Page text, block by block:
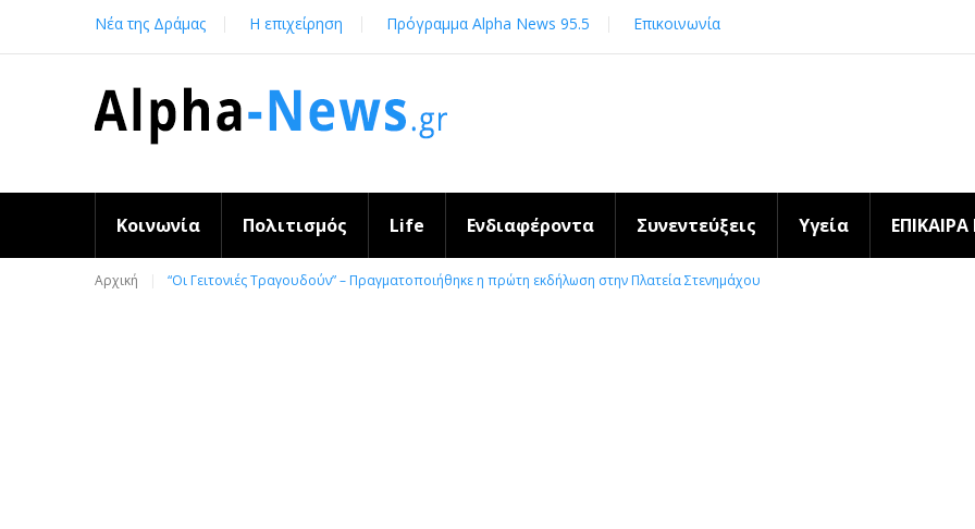
content
Νέα της Δράμας Η επιχείρηση Πρόγραμμα Alpha News 95.5 Επικοινωνία
Κοινωνία Πολιτισμός Life Ενδιαφέροντα Συνεντεύξεις Υγεία
Αρχική “Οι Γειτονιές Τραγουδούν” – Πραγματοποιήθηκε η πρώτη εκδήλωση στην Πλατεία Στενημάχου